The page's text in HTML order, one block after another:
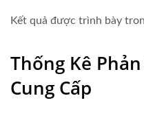
Kết quả được trình bày
Thống Kê
Cung Cấp